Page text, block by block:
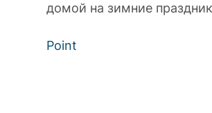
домой на зимние
Point